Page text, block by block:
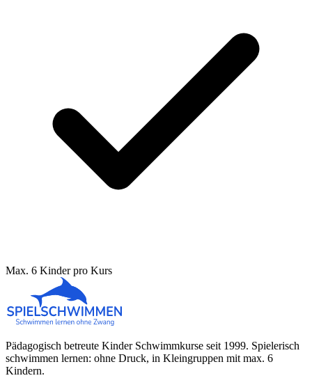
Max. 6 Kinder pro Kurs
Pädagogisch betreute Kinder Schwimmkurse seit 1999. Spielerisch
schwimmen lernen: ohne Druck, in Kleingruppen mit max. 6
Kindern.